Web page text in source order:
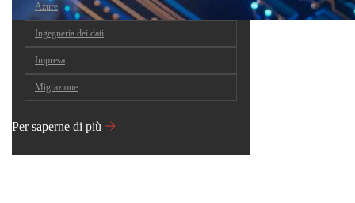
Azure
Ingegneria dei dati
Impresa
Migrazione
Per saperne di più